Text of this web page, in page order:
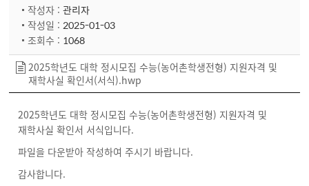
작성자 :관리자
작성일 :2025-01-03
조회수 : 1068
2025학년도 대학 정시모집 수능(농어촌학생전형) 지원자격 및
재학사실 확인서(서식).hwp
2025학년도 대학 정시모집 수능(농어촌학생전형) 지원자격 및
재학사실 확인서 서식입니다.
파일을 다운받아 작성하여 주시기 바랍니다.
감사합니다.